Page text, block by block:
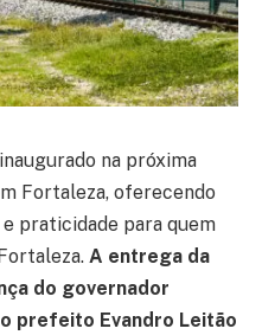
na próxima
Fortaleza, oferecendo
praticidade para quem
A entrega da
do governador
prefeito Evandro Leitão